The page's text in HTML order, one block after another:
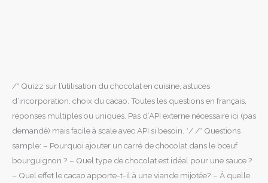
/* Quizz sur l’utilisation du chocolat en cuisine, astuces
d’incorporation, choix du cacao. Toutes les questions en français,
réponses multiples ou uniques. Pas d’API externe nécessaire ici (pas
demandé) mais facile à scale avec API si besoin. */ /* Questions
sample: – Pourquoi ajouter un carré de chocolat dans le bœuf
bourguignon ? – Quel type de chocolat est idéal pour une sauce ?
– Quel effet le cacao apporte-t-il à une viande mijotée? – À quelle